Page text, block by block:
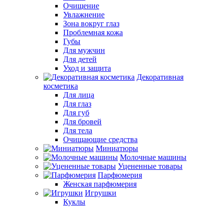
Очищение
Увлажнение
Зона вокруг глаз
Проблемная кожа
Губы
Для мужчин
Для детей
Уход и защита
Декоративная
косметика
Для лица
Для глаз
Для губ
Для бровей
Для тела
Очищающие средства
Миниатюры
Молочные машины
Уцененные товары
Парфюмерия
Женская парфюмерия
Игрушки
Куклы